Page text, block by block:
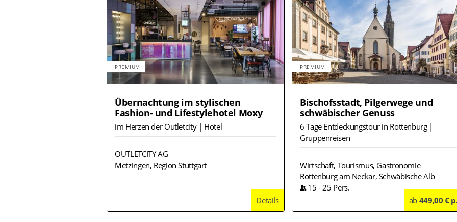
PREMIUM
Übernachtung im stylischen
Fashion- und Lifestylehotel Moxy
im Herzen der Outletcity | Hotel
OUTLETCITY AG
Metzingen, Region Stuttgart
Details
PREMIUM
Bischofsstadt, Pilgerwege und
schwäbischer Genuss
6 Tage Entdeckungstour in Rottenburg |
Gruppenreisen
Wirtschaft, Tourismus, Gastronomie
Rottenburg am Neckar, Schwäbische Alb
15 - 25 Pers.
ab 449,00 €